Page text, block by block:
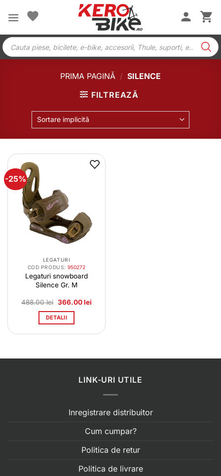
Products
search
PRIMA PAGINĂ / SILENCE
FILTREAZĂ
Sortare implicită
-25%
LEGATURI
COD PRODUS:950272
Legaturi snowboard
Silence Gr. M
488.00lei Prețul
a
fost:
366.00leiPrețul
DETALII
LINK-URI UTILE
Inregistrare distribuitor
Cum cumpar?
Politica de retur
Politica de livrare